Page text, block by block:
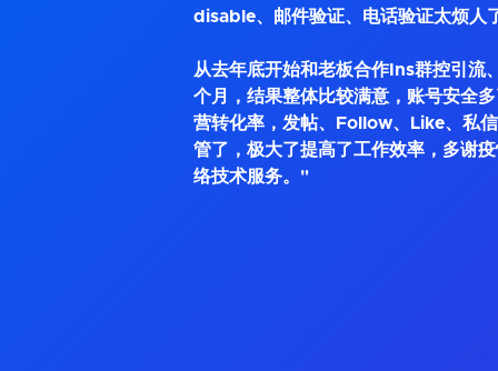
disable、邮件验证、电话验证太烦人
从去年底开始和老板合作Ins群控引流
个月，结果整体比较满意，账号安全
营转化率，发帖、Follow、Like、私
管了，极大了提高了工作效率，多谢
络技术服务。"